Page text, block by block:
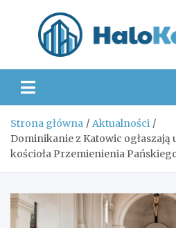
Strona główna
Aktualności
Dominikanie z Katowic
kościoła Przemienienia